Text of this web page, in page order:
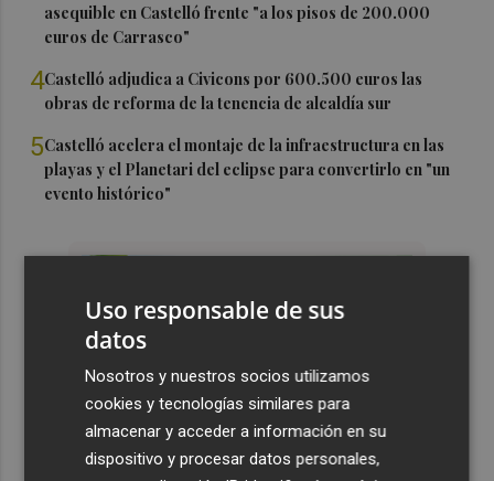
asequible en Castelló frente "a los pisos de 200.000
euros de Carrasco"
4Castelló adjudica a Civicons por 600.500 euros las
obras de reforma de la tenencia de alcaldía sur
5Castelló acelera el montaje de la infraestructura en las
playas y el Planetari del eclipse para convertirlo en "un
evento histórico"
Uso responsable de sus
datos
Nosotros y nuestros socios utilizamos
cookies y tecnologías similares para
almacenar y acceder a información en su
dispositivo y procesar datos personales,